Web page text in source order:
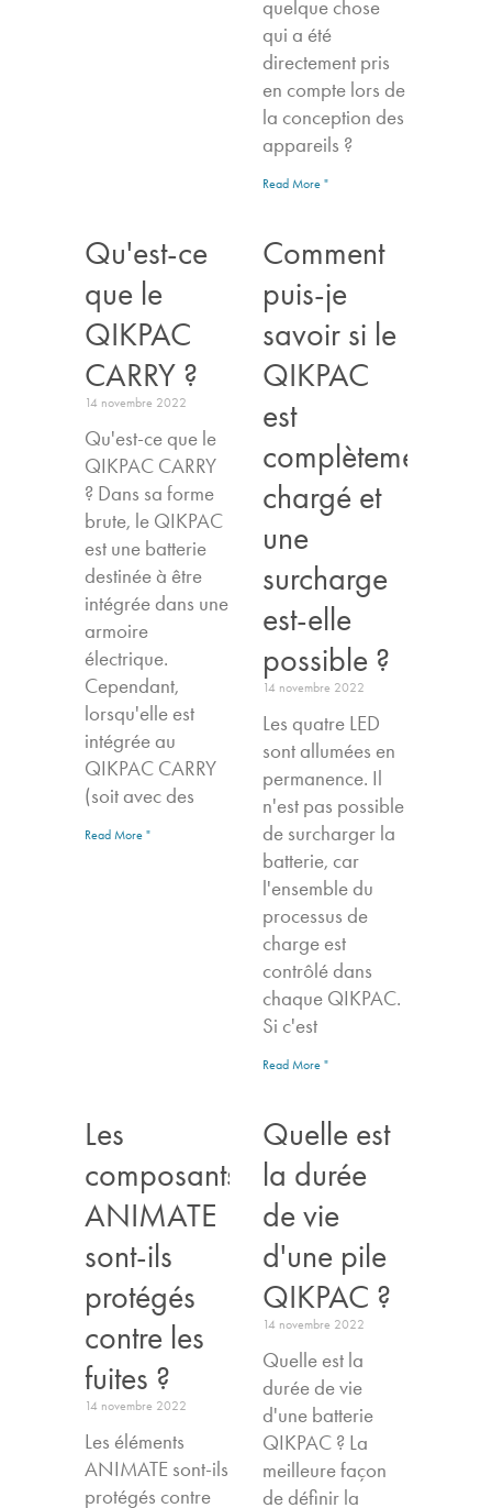
quelque chose
qui a été
directement pris
en compte lors de
la conception des
appareils ?
Read More "
Qu'est-ce
que le
QIKPAC
CARRY ?
14 novembre 2022
Qu'est-ce que le
QIKPAC CARRY
? Dans sa forme
brute, le QIKPAC
est une batterie
destinée à être
intégrée dans une
armoire
électrique.
Cependant,
lorsqu'elle est
intégrée au
QIKPAC CARRY
(soit avec des
Read More "
Comment
puis-je
savoir si le
QIKPAC
est
complètement
chargé et
une
surcharge
est-elle
possible ?
14 novembre 2022
Les quatre LED
sont allumées en
permanence. Il
n'est pas possible
de surcharger la
batterie, car
l'ensemble du
processus de
charge est
contrôlé dans
chaque QIKPAC.
Si c'est
Read More "
Les
composants
ANIMATE
sont-ils
protégés
contre les
fuites ?
14 novembre 2022
Les éléments
ANIMATE sont-ils
protégés contre
Quelle est
la durée
de vie
d'une pile
QIKPAC ?
14 novembre 2022
Quelle est la
durée de vie
d'une batterie
QIKPAC ? La
meilleure façon
de définir la